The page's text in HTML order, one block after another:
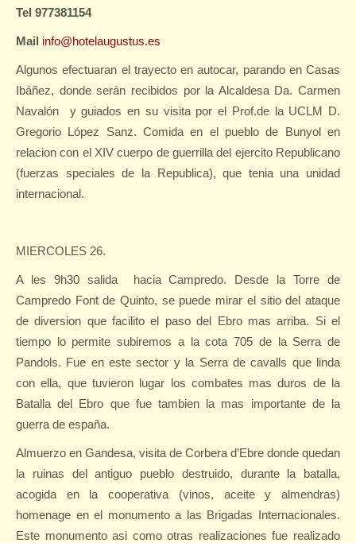
Tel 977381154
Mail info@hotelaugustus.es
Algunos efectuaran el trayecto en autocar, parando en Casas
Ibáñez, donde serán recibidos por la Alcaldesa Da. Carmen
Navalón
y guiados en su visita por el Prof.de la UCLM D.
Gregorio López Sanz. Comida en el pueblo de Bunyol en
relacion con el XIV cuerpo de guerrilla del ejercito Republicano
(fuerzas speciales de la Republica), que tenia una unidad
internacional.
MIERCOLES 26.
A les 9h30 salida
hacia Campredo. Desde la Torre de
Campredo Font de Quinto, se puede mirar el sitio del ataque
de diversion que facilito el paso del Ebro mas arriba. Si el
tiempo lo permite subiremos a la cota 705 de la Serra de
Pandols. Fue en este sector y la Serra de cavalls que linda
con ella, que tuvieron lugar los combates mas duros de la
Batalla del Ebro que fue tambien la mas importante de la
guerra de españa.
Almuerzo en Gandesa, visita de Corbera d’Ebre donde quedan
la ruinas del antiguo pueblo destruido, durante la batalla,
acogida en la cooperativa (vinos, aceite y almendras)
homenage en el monumento a las Brigadas Internacionales.
Este monumento asi como otras realizaciones fue realizado